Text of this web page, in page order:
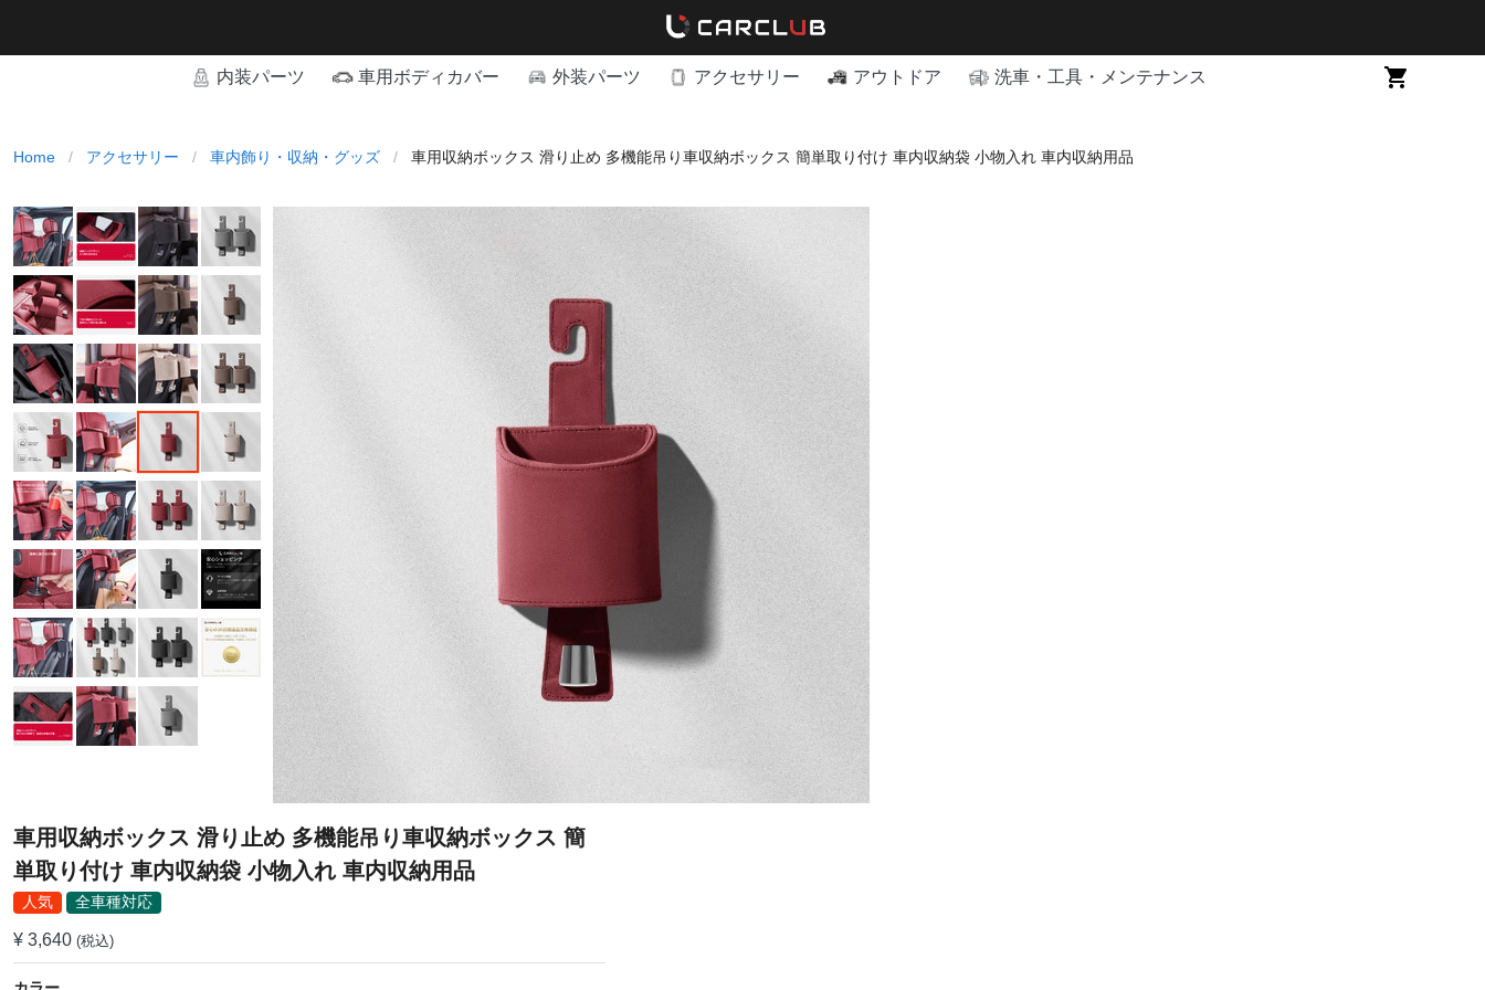
内装パーツ 車用ボディカバー 外装パーツ アクセサリー アウトドア 洗車・工具・メンテナンス
Home / アクセサリー / 車内飾り・収納・グッズ / 車用収納ボックス 滑り止め 多機能吊り車収納ボックス 簡単取り付け 車内収納袋 小物入れ 車内収納用品
車用収納ボックス 滑り止め 多機能吊り車収納ボックス 簡
単取り付け 車内収納袋 小物入れ 車内収納用品
人気 全車種対応
¥ 3,640 (税込)